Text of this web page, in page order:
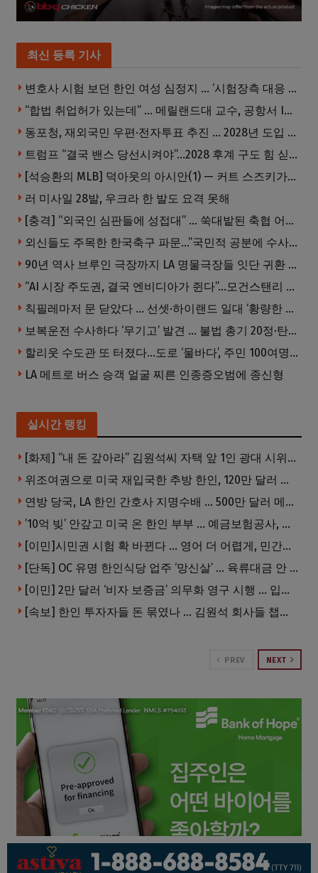
최신 등록 기사
변호사 시험 보던 한인 여성 심정지 … ‘시험장측 대응 부적절’ 소송
“합법 취업허가 있는데” … 메릴랜드대 교수, 공항서 ICE에 체포, 구금 중
동포청, 재외국민 우편·전자투표 추진 … 2028년 도입 목표
트럼프 “결국 밴스 당선시켜야”…2028 후계 구도 힘 싣나
[석승환의 MLB] 덕아웃의 아시안(1) — 커트 스즈키가 우리에게 묻는 것
러 미사일 28발, 우크라 한 발도 요격 못해
[충격] “외국인 심판들에 성접대” … 쑥대밭된 축협 어디까지 추락하나
외신들도 주목한 한국축구 파문…”국민적 공분에 수사 재개”
90년 역사 브루인 극장까지 LA 명물극장들 잇단 귀환 … 할리웃 경기 살아났다
“AI 시장 주도권, 결국 엔비디아가 쥔다”…모건스탠리 장담
칙필레마저 문 닫았다 … 선셋·하이랜드 일대 ‘황량한 거리’로
보복운전 수사하다 ‘무기고’ 발견 … 불법 총기 20정·탄약 2만 발 압수
할리웃 수도관 또 터졌다…도로 ‘물바다’, 주민 100여명 영향
LA 메트로 버스 승객 얼굴 찌른 인종증오범에 종신형
실시간 랭킹
[화제] “내 돈 갚아라” 김원석씨 자택 앞 1인 광대 시위 … 한인 투자사, “108만 달러 못받아”
위조여권으로 미국 재입국한 추방 한인, 120만 달러 은행 사기 행각
연방 당국, LA 한인 간호사 지명수배 … 500만 달러 메디캐어 사기, 선고 직전 한국 도주
’10억 빚’ 안갚고 미국 온 한인 부부 … 예금보험공사, 미국서 소송
[이민]시민권 시험 확 바뀐다 … 영어 더 어렵게, 민간시험 도입 추진
[단독] OC 유명 한인식당 업주 ‘망신살’ … 육류대금 안 갚자 식당서 공개추심
[이민] 2만 달러 ‘비자 보증금’ 의무화 영구 시행 … 입국 문턱 더 높아진다.
[속보] 한인 투자자들 돈 묶였나 … 김원석 회사들 챕터7 강제파산·자진파산 잇따라 신청
PREV NEXT